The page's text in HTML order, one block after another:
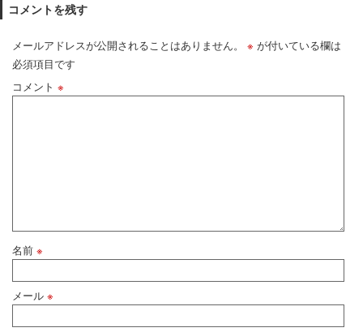
コメントを残す
メールアドレスが公開されることはありません。 ※ が付いている欄は
必須項目です
コメント ※
名前 ※
メール ※